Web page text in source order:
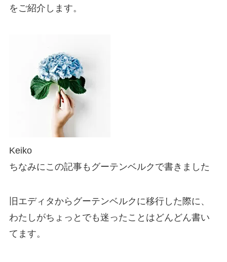
をご紹介します。
Keiko
ちなみにこの記事もグーテンベルクで書きました
旧エディタからグーテンベルクに移行した際に、
わたしがちょっとでも迷ったことはどんどん書い
てます。